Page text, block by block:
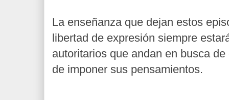
La enseñanza que dejan estos
libertad de expresión siempre
autoritarios que andan en busca
de imponer sus pensamientos.